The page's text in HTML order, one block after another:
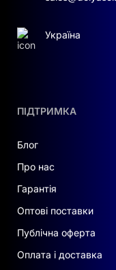
IP20, вага
Цей контролер
найнадійніших і
ваш сонячний
ПІДТРИМКА
Блог
Про нас
Гарантія
Оптові поставки
Публічна оферта
Оплата і доставка
Україна